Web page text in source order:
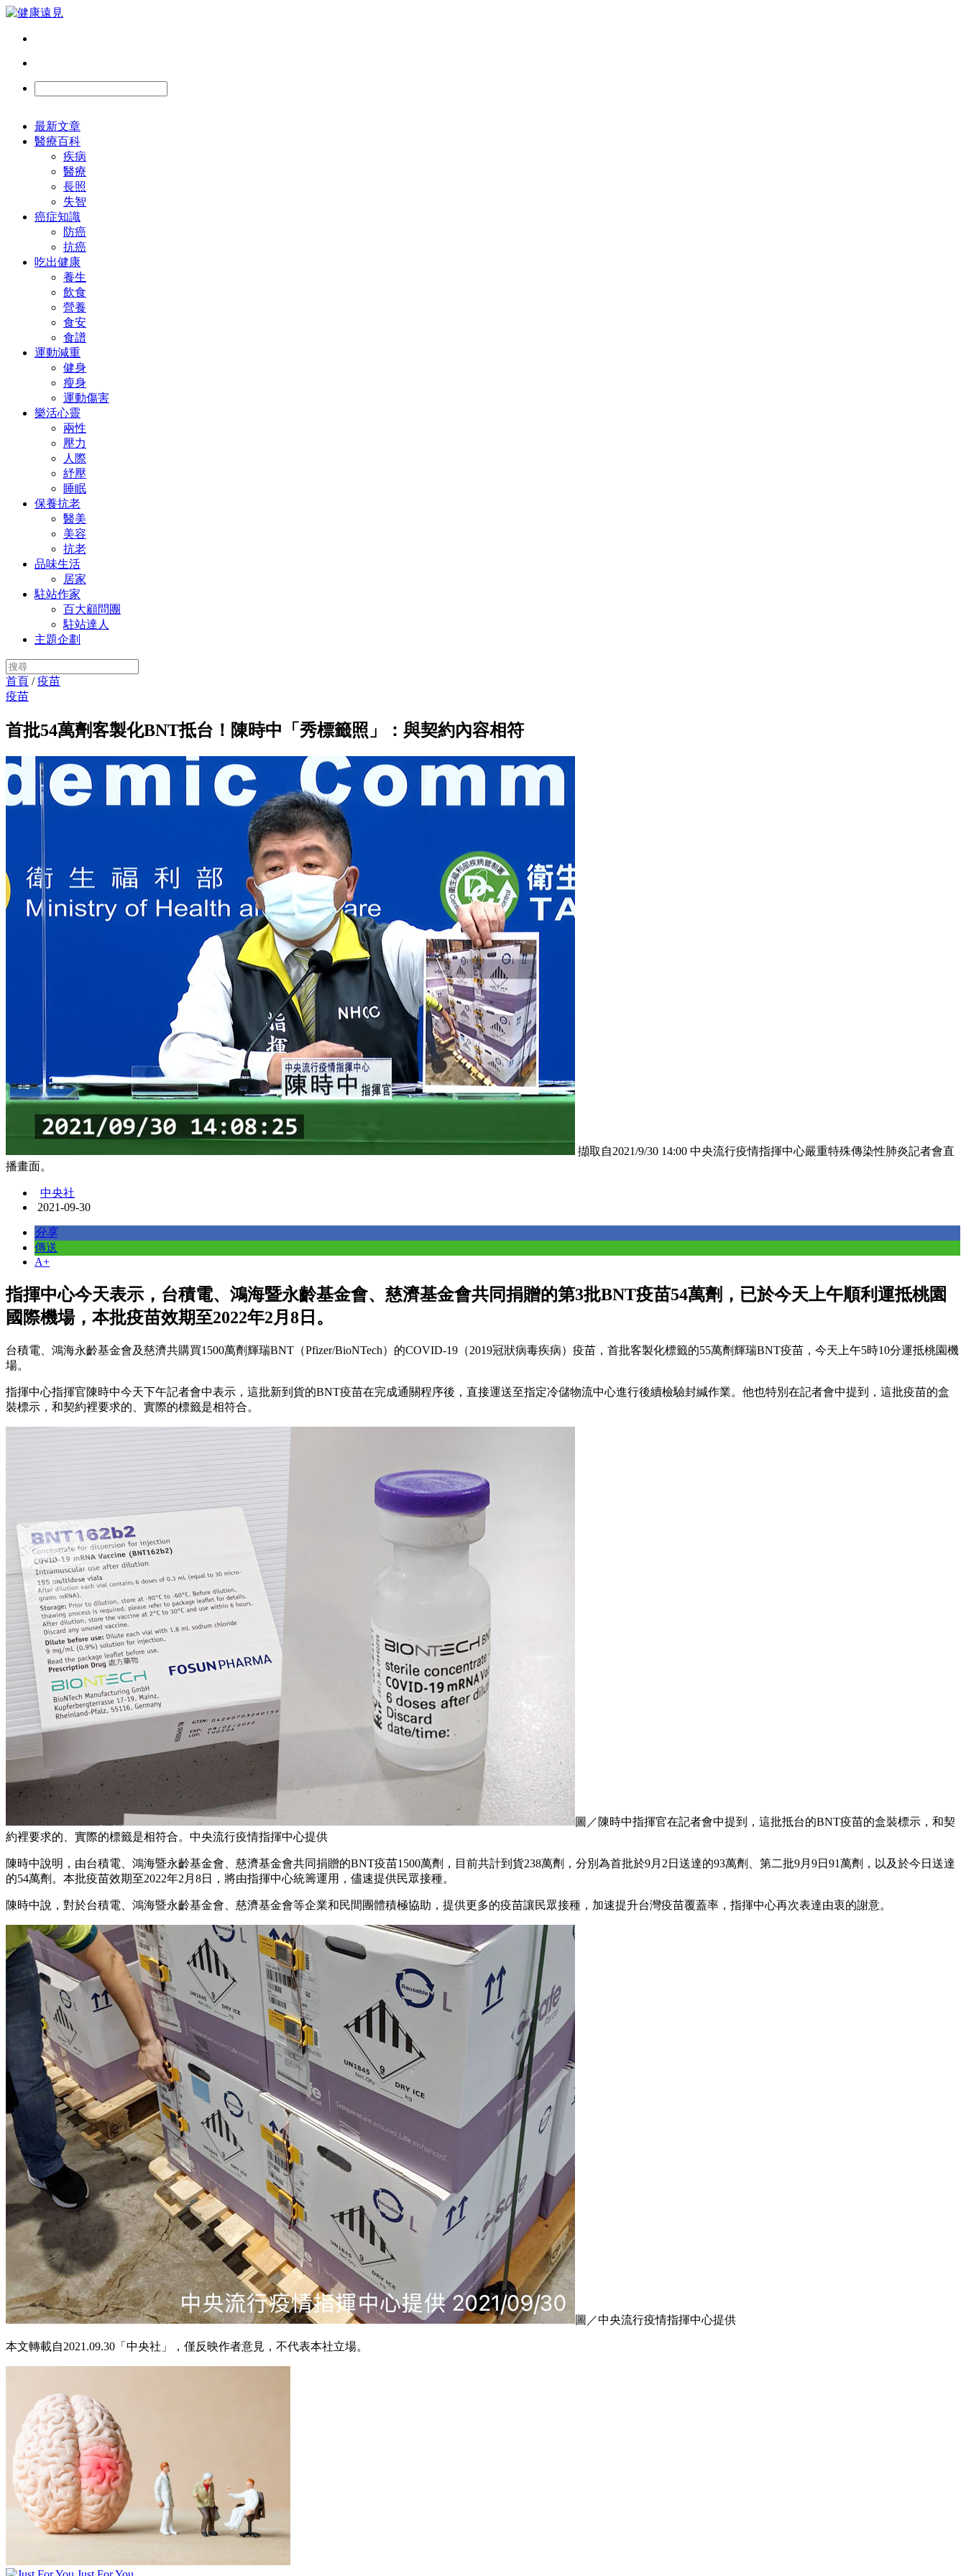
最新文章
醫療百科
疾病
醫療
長照
失智
癌症知識
防癌
抗癌
吃出健康
養生
飲食
營養
食安
食譜
運動減重
健身
瘦身
運動傷害
樂活心靈
兩性
壓力
人際
紓壓
睡眠
保養抗老
醫美
美容
抗老
品味生活
居家
駐站作家
百大顧問團
駐站達人
主題企劃
首頁 /疫苗
疫苗
首批54萬劑客製化BNT抵台！陳時中「秀標籤照」：與契約內容相符
擷取自2021/9/30 14:00 中央流行疫情指揮中心嚴重特殊傳染性肺炎記者會直
播畫面。
中央社
2021-09-30
分享
傳送
A+
指揮中心今天表示，台積電、鴻海暨永齡基金會、慈濟基金會共同捐贈的第3批BNT疫苗54萬劑，已於今天上午順利運抵桃園
國際機場，本批疫苗效期至2022年2月8日。
台積電、鴻海永齡基金會及慈濟共購買1500萬劑輝瑞BNT（Pfizer/BioNTech）的COVID-19（2019冠狀病毒疾病）疫苗，首批客製化標籤的55萬劑輝瑞BNT疫苗，今天上午5時10分運抵桃園機
場。
指揮中心指揮官陳時中今天下午記者會中表示，這批新到貨的BNT疫苗在完成通關程序後，直接運送至指定冷儲物流中心進行後續檢驗封緘作業。他也特別在記者會中提到，這批疫苗的盒
裝標示，和契約裡要求的、實際的標籤是相符合。
圖／陳時中指揮官在記者會中提到，這批抵台的BNT疫苗的盒裝標示，和契
約裡要求的、實際的標籤是相符合。中央流行疫情指揮中心提供
陳時中說明，由台積電、鴻海暨永齡基金會、慈濟基金會共同捐贈的BNT疫苗1500萬劑，目前共計到貨238萬劑，分別為首批於9月2日送達的93萬劑、第二批9月9日91萬劑，以及於今日送達
的54萬劑。本批疫苗效期至2022年2月8日，將由指揮中心統籌運用，儘速提供民眾接種。
陳時中說，對於台積電、鴻海暨永齡基金會、慈濟基金會等企業和民間團體積極協助，提供更多的疫苗讓民眾接種，加速提升台灣疫苗覆蓋率，指揮中心再次表達由衷的謝意。
圖／中央流行疫情指揮中心提供
本文轉載自2021.09.30「中央社」， 僅反映作者意見，不代表本社立場。